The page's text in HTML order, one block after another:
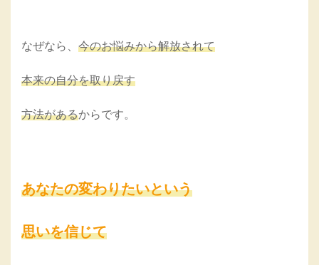
なぜなら、 今のお悩みから解放されて
本来の自分を取り戻す
方法があるからです。
あなたの変わりたいという
思いを信じて